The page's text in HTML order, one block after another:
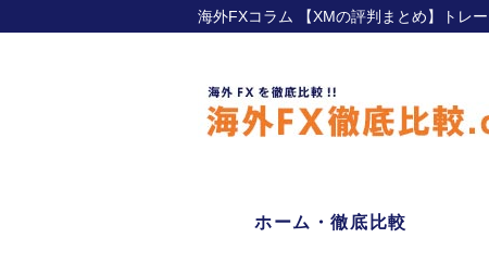
海外FXコラム 【XMの評判まとめ】トレ
ホーム・徹底比較